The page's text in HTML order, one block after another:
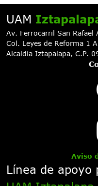
UAM
Av. Ferrocarril San
Col. Leyes de Reforma 1
Alcaldía Iztapalapa, C.P.
Aviso
Línea de apoyo